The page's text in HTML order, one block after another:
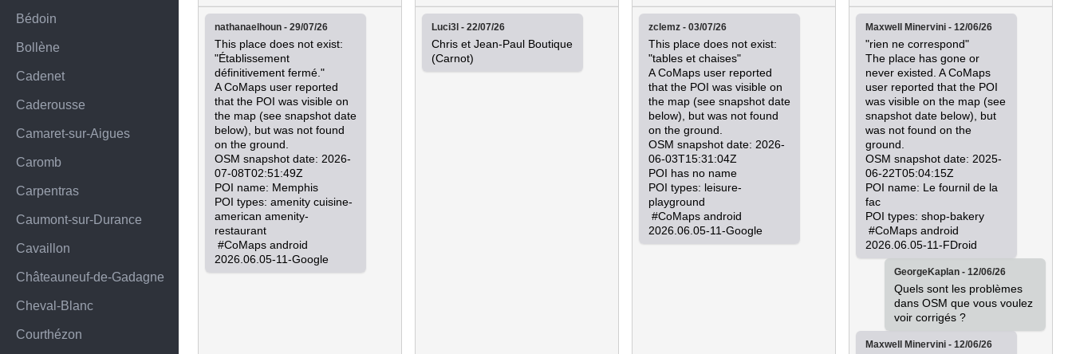
Bédoin
Bollène
Cadenet
Caderousse
Camaret-sur-Aigues
Caromb
Carpentras
Caumont-sur-Durance
Cavaillon
Châteauneuf-de-Gadagne
Cheval-Blanc
Courthézon
nathanaelhoun - 29/07/26
This place does not exist:
"Établissement
définitivement fermé."
A CoMaps user reported
that the POI was visible on
the map (see snapshot date
below), but was not found
on the ground.
OSM snapshot date: 2026-
07-08T02:51:49Z
POI name: Memphis
POI types: amenity cuisine-
american amenity-
restaurant
2026.06.05-11-Google
Luci3l - 22/07/26
Chris et Jean-Paul Boutique
(Carnot)
zclemz - 03/07/26
This place does not exist:
"tables et chaises"
A CoMaps user reported
that the POI was visible on
the map (see snapshot date
below), but was not found
on the ground.
OSM snapshot date: 2026-
06-03T15:31:04Z
POI has no name
POI types: leisure-
playground
2026.06.05-11-Google
Maxwell Minervini - 12/06/26
"rien ne correspond"
The place has gone or
never existed. A CoMaps
user reported that the POI
was visible on the map (see
snapshot date below), but
was not found on the
ground.
OSM snapshot date: 2025-
06-22T05:04:15Z
POI name: Le fournil de la
fac
POI types: shop-bakery
2026.06.05-11-FDroid
GeorgeKaplan - 12/06/26
Quels sont les problèmes
dans OSM que vous voulez
voir corrigés ?
Maxwell Minervini - 12/06/26